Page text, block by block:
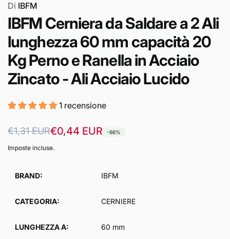
Di IBFM
IBFM Cerniera da Saldare a 2 Ali
lunghezza 60 mm capacità 20
Kg Perno e Ranella in Acciaio
Zincato - Ali Acciaio Lucido
1 recensione
Prezzo
di
€1,31 EUR
Prezzo
scontato
€0,44 EUR -66%
Imposte incluse.
BRAND: IBFM
CATEGORIA: CERNIERE
LUNGHEZZA A: 60 mm